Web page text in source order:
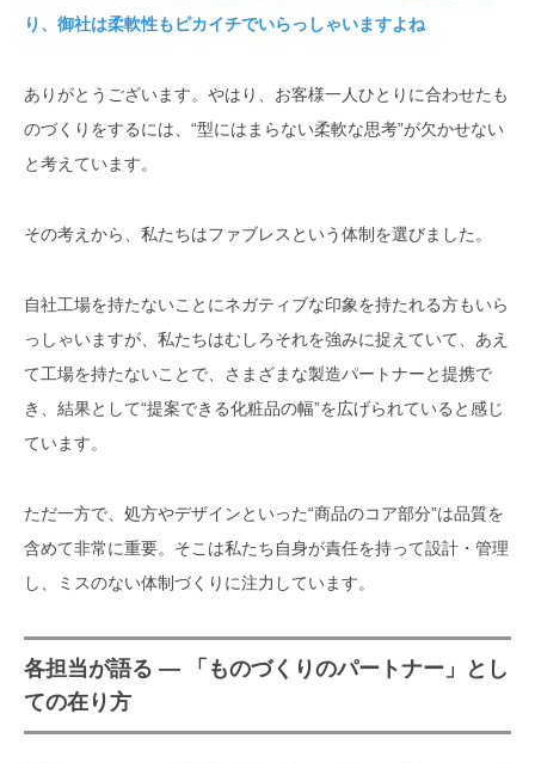
り、御社は柔軟性もピカイチでいらっしゃいますよね
ありがとうございます。やはり、お客様一人ひとりに合わせたも
のづくりをするには、“型にはまらない柔軟な思考”が欠かせない
と考えています。
その考えから、私たちはファブレスという体制を選びました。
自社工場を持たないことにネガティブな印象を持たれる方もいら
っしゃいますが、私たちはむしろそれを強みに捉えていて、あえ
て工場を持たないことで、さまざまな製造パートナーと提携で
き、結果として“提案できる化粧品の幅”を広げられていると感じ
ています。
ただ一方で、処方やデザインといった“商品のコア部分”は品質を
含めて非常に重要。そこは私たち自身が責任を持って設計・管理
し、ミスのない体制づくりに注力しています。
各担当が語る ― 「ものづくりのパートナー」とし
ての在り方